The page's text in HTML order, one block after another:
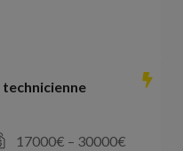
17000€ – 30000€